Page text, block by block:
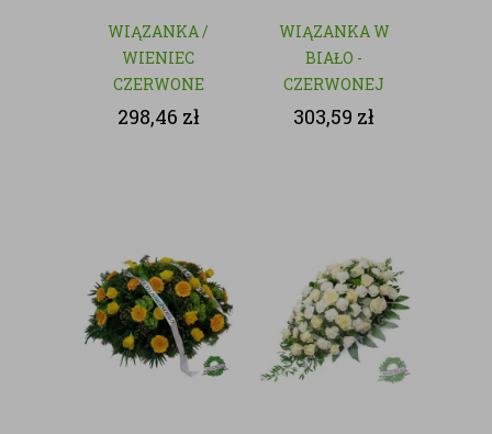
WIĄZANKA /
WIENIEC
CZERWONE
RÓŻE - KWIATY
298,46 zł
WIĄZANKA W
BIAŁO -
CZERWONEJ
KOLORYSTYCE
303,59 zł